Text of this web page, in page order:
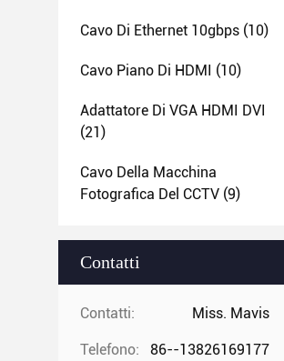
Cavo Di Ethernet 10gbps (10)
Cavo Piano Di HDMI (10)
Adattatore Di VGA HDMI DVI
(21)
Cavo Della Macchina
Fotografica Del CCTV (9)
Contatti
Contatti: Miss. Mavis
Telefono: 86--13826169177